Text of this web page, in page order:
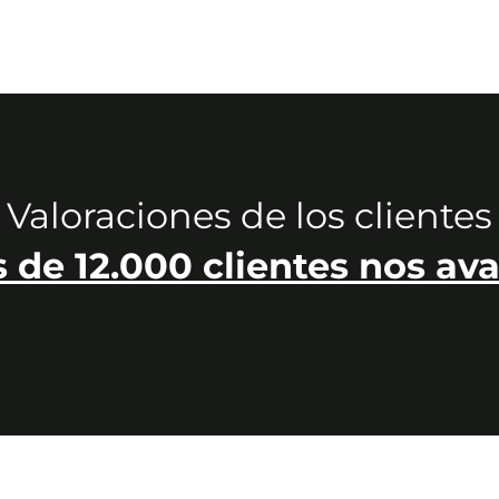
Valoraciones de los clientes
de 12.000 clientes nos